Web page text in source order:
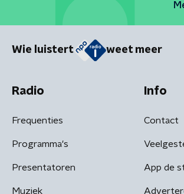
Wie luistert weet meer
Radio
Frequenties
Programma's
Presentatoren
Muziek
Info
Contact
App de